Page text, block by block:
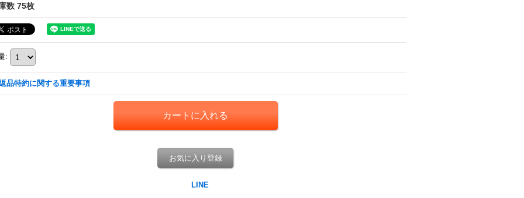
数 75枚
:
品特約に関する重要事項
お気に入り登録